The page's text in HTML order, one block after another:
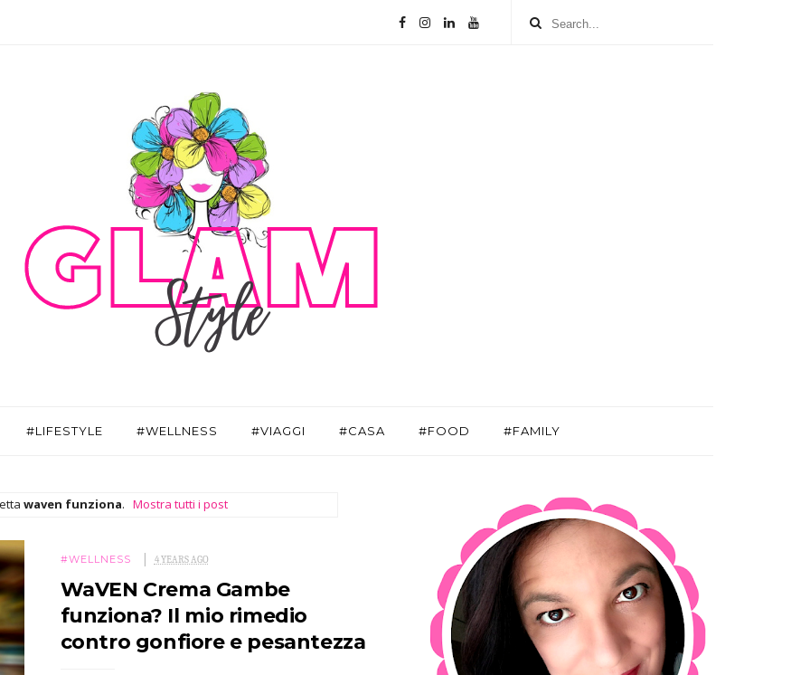
#LIFESTYLE #WELLNESS #VIAGGI #CASA #FOOD #FAMILY
waven funziona. Mostra tutti i post
#WELLNESS 4 YEARS AGO
WaVEN Crema Gambe
funziona? Il mio rimedio
contro gonfiore e pesantezza